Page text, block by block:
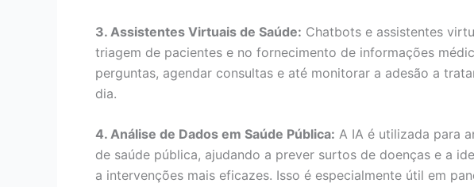
3. Assistentes Virtuais de Saúde: Chatbots e assistentes
triagem de pacientes e no fornecimento de informações
perguntas, agendar consultas e até monitorar a adesão a
dia.
4. Análise de Dados em Saúde Pública: A IA é utilizada para
de saúde pública, ajudando a prever surtos de doenças e a
a intervenções mais eficazes. Isso é especialmente útil em